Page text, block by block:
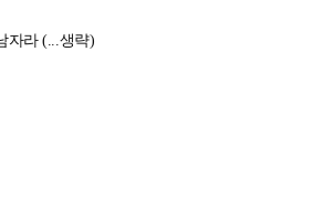
자라 (...생략)